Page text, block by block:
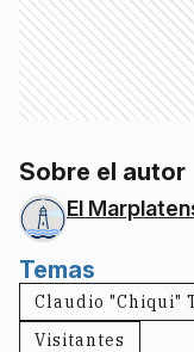
Sobre el autor
El
Temas
Claudio "Chiqui"
Visitantes